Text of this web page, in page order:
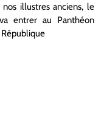
illustres anciens, le
entrer au Panthéon
République